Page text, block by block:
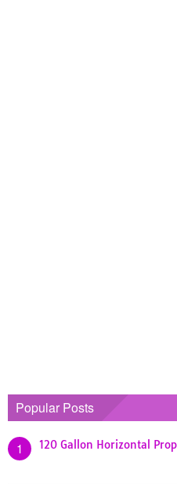
Popular Posts
1 120 Gallon Horizontal